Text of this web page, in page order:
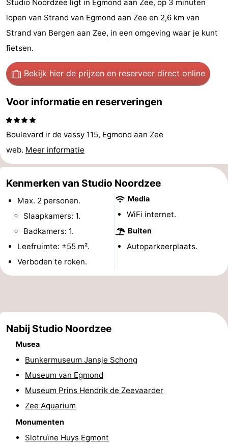
van
Egmont
Huize
Glory
Zeeparel
Bed
(&
Campings
Vakantiehuizen
-
Bergen
De
-
Egmond
Kustpark
Egmond
aan
Zee
Last
minutes
Strand
Zien
&
Bezienswaardigheden
Musea
-
Monumenten
-
Uitkijkpunten
Attracties
Speeltuinen
Minigolfbanen
Dorpen
Studio Noordzee ligt in Egmond aan Zee, op 3 minuten
lopen van Strand van Egmond aan Zee en 2,6 km van
Strand van Bergen aan Zee, in een omgeving waar je kunt
fietsen.
Bekijk hier de prijzen en reserveer direct online
Voor informatie en reserveringen
Boulevard ir de vassy 115, Egmond aan Zee
web. Meer informatie
Kenmerken van Studio Noordzee
Max. 2 personen.
Slaapkamers: 1.
Badkamers: 1.
Leefruimte: ±55 m².
Verboden te roken.
Media
WiFi internet.
Buiten
Autoparkeerplaats.
Nabij Studio Noordzee
Musea
Bunkermuseum Jansje Schong
Museum van Egmond
Museum Prins Hendrik de Zeevaarder
Zee Aquarium
Monumenten
Slotruïne Huys Egmont